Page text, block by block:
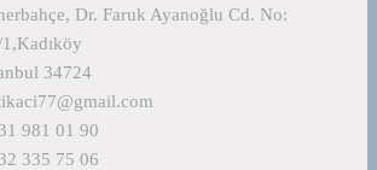
Dr. Faruk Ayanoğlu Cd. No:
34724
981 01 90
335 75 06